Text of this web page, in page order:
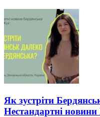
Як зустріти
Нестандартні